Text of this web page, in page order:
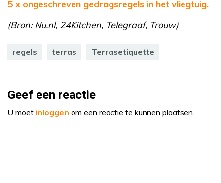
5 x ongeschreven gedragsregels in het vliegtuig.
(Bron: Nu.nl, 24Kitchen, Telegraaf, Trouw)
regels terras Terrasetiquette
Geef een reactie
U moet inloggen om een reactie te kunnen plaatsen.